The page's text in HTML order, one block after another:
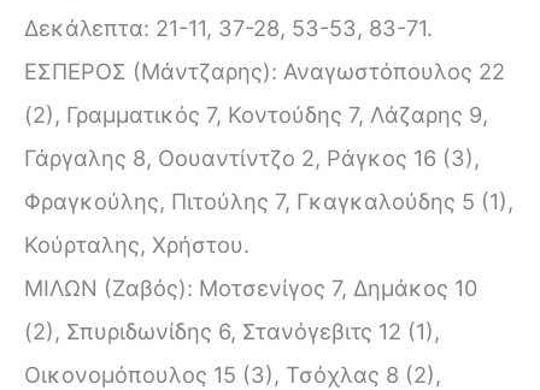
Δεκάλεπτα: 21-11, 37-28, 53-53, 83-71.
ΕΣΠΕΡΟΣ (Μάντζαρης): Αναγωστόπουλος 22
(2), Γραμματικός 7, Κοντούδης 7, Λάζαρης 9,
Γάργαλης 8, Οουαντίντζο 2, Ράγκος 16 (3),
Φραγκούλης, Πιτούλης 7, Γκαγκαλούδης 5 (1),
Κούρταλης, Χρήστου.
ΜΙΛΩΝ (Ζαβός): Μοτσενίγος 7, Δημάκος 10
(2), Σπυριδωνίδης 6, Στανόγεβιτς 12 (1),
Οικονομόπουλος 15 (3), Τσόχλας 8 (2),